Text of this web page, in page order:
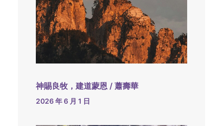
神賜良牧，建道蒙恩 / 蕭壽華
2026 年 6 月 1 日